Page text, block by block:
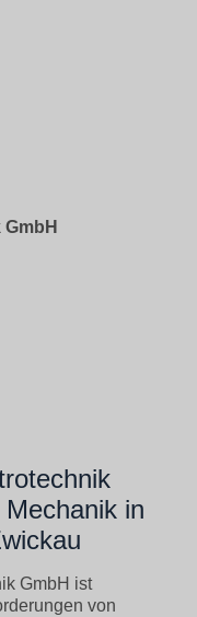
in
GmbH ist
von